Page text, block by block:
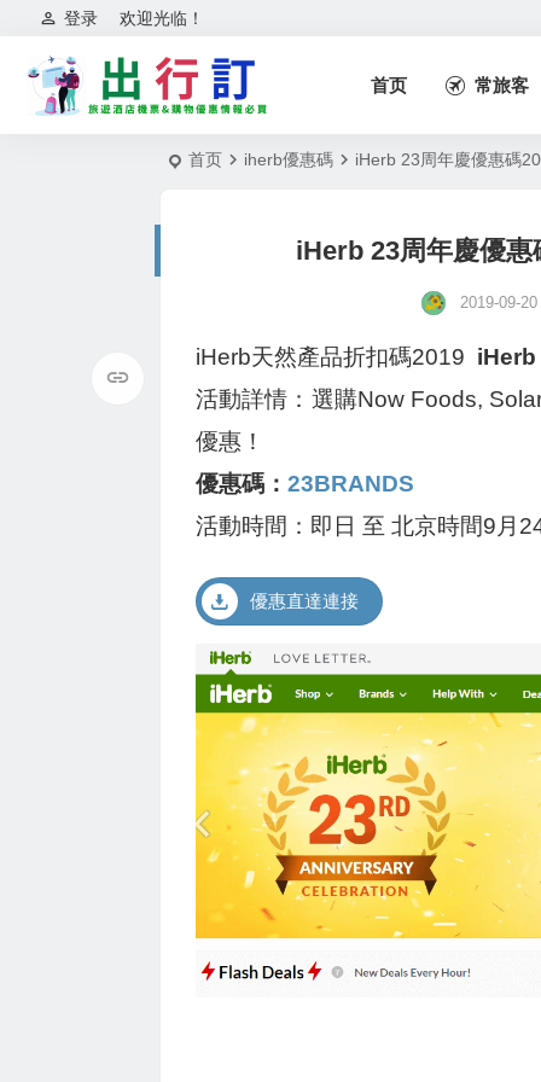
欢迎光临！
登录
首页 常旅客
首页 iherb優惠碼 iHerb 23周年慶優惠碼
iHerb 23周年慶優
2019-09-
iHerb天然產品折扣碼2019 iHerb
活動詳情：選購Now Foods,
優惠！
優惠碼： 23BRANDS
活動時間：即日 至 北京時間9月
優惠直達連接